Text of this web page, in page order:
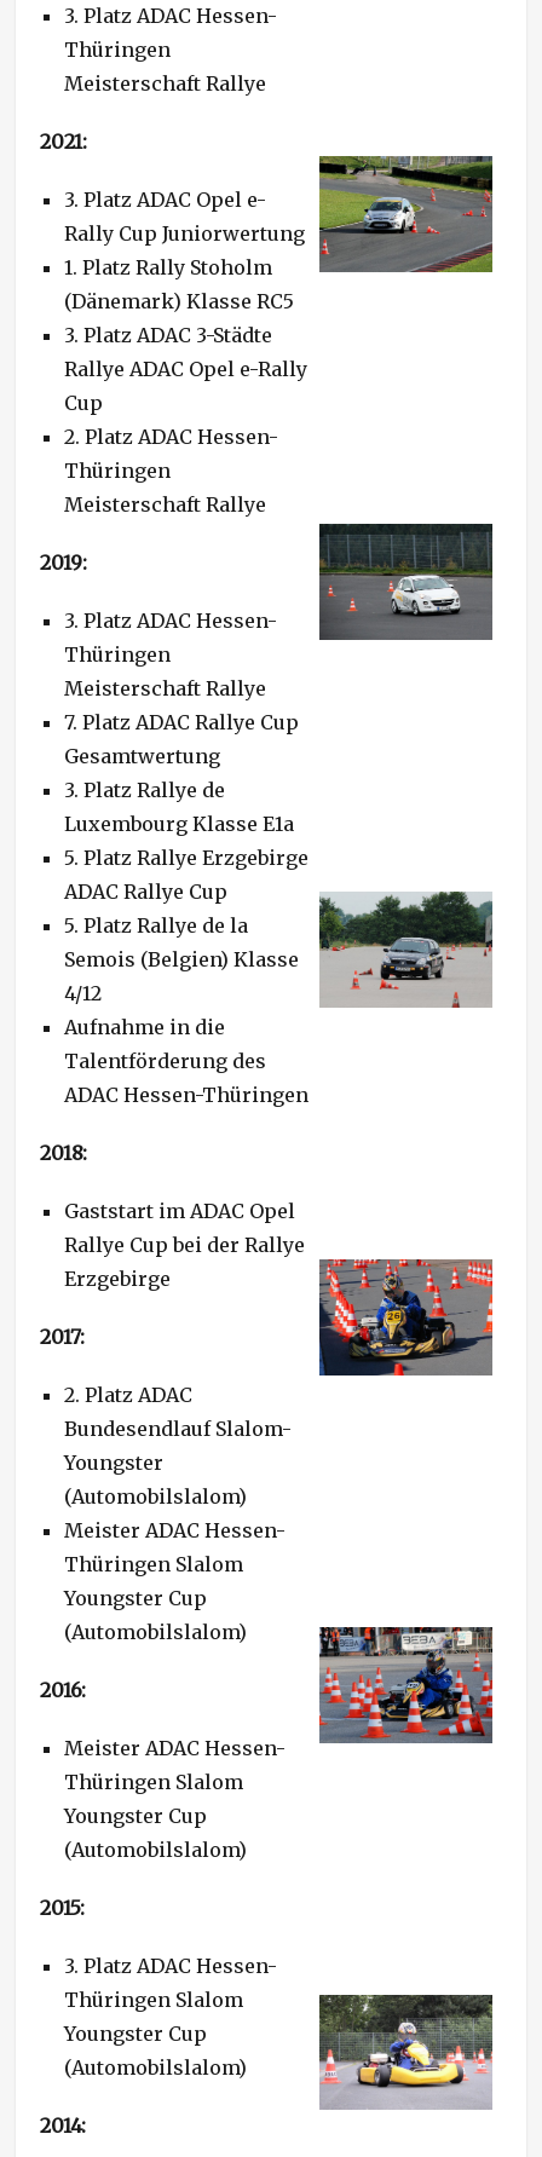
3. Platz ADAC Hessen-
Thüringen
Meisterschaft Rallye
2021:
3. Platz ADAC Opel e-
Rally Cup Juniorwertung
1. Platz Rally Stoholm
(Dänemark) Klasse RC5
3. Platz ADAC 3-Städte
Rallye ADAC Opel e-Rally
Cup
2. Platz ADAC Hessen-
Thüringen
Meisterschaft Rallye
2019:
3. Platz ADAC Hessen-
Thüringen
Meisterschaft Rallye
7. Platz ADAC Rallye Cup
Gesamtwertung
3. Platz Rallye de
Luxembourg Klasse E1a
5. Platz Rallye Erzgebirge
ADAC Rallye Cup
5. Platz Rallye de la
Semois (Belgien) Klasse
4/12
Aufnahme in die
Talentförderung des
ADAC Hessen-Thüringen
2018:
Gaststart im ADAC Opel
Rallye Cup bei der Rallye
Erzgebirge
2017:
2. Platz ADAC
Bundesendlauf Slalom-
Youngster
(Automobilslalom)
Meister ADAC Hessen-
Thüringen Slalom
Youngster Cup
(Automobilslalom)
2016:
Meister ADAC Hessen-
Thüringen Slalom
Youngster Cup
(Automobilslalom)
2015:
3. Platz ADAC Hessen-
Thüringen Slalom
Youngster Cup
(Automobilslalom)
2014: